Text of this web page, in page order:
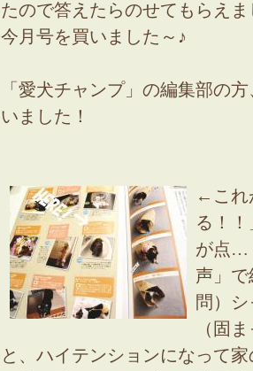
たので答えたらのせてもらえ
今月号を買いました～♪
「愛犬チャンプ」の編集部の
いました！
←これ
る！
が点…
声」
問）
（固
と、ハイテンションになって